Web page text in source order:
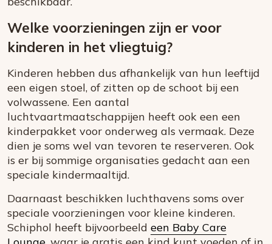
Welke voorzieningen zijn er voor
kinderen in het vliegtuig?
Kinderen hebben dus afhankelijk van hun leeftijd
een eigen stoel, of zitten op de schoot bij een
volwassene. Een aantal
luchtvaartmaatschappijen heeft ook een een
kinderpakket voor onderweg als vermaak. Deze
dien je soms wel van tevoren te reserveren. Ook
is er bij sommige organisaties gedacht aan een
speciale kindermaaltijd.
Daarnaast beschikken luchthavens soms over
speciale voorzieningen voor kleine kinderen.
Schiphol heeft bijvoorbeeld een Baby Care